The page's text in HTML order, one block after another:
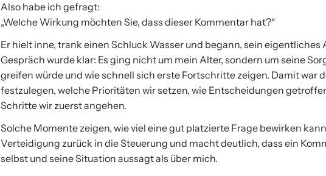
Also habe ich gefragt:
„Welche Wirkung möchten Sie, dass dieser Kommentar hat?“
Er hielt inne, trank einen Schluck Wasser und begann, sein eigentliches
Gespräch wurde klar: Es ging nicht um mein Alter, sondern um seine
greifen würde und wie schnell sich erste Fortschritte zeigen. Damit war
festzulegen, welche Prioritäten wir setzen, wie Entscheidungen
Schritte wir zuerst angehen.
Solche Momente zeigen, wie viel eine gut platzierte Frage bewirken
Verteidigung zurück in die Steuerung und macht deutlich, dass ein
selbst und seine Situation aussagt als über mich.